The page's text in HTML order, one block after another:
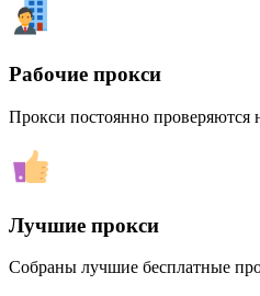
Рабочие прокси
Прокси постоянно проверяются
Лучшие прокси
Собраны лучшие бесплатные